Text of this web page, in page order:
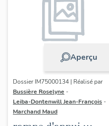
Aperçu
Dossier IM75000134 | Réalisé par
Bussière Roselyne -
Leiba-Dontenwill Jean-François -
Marchand Maud